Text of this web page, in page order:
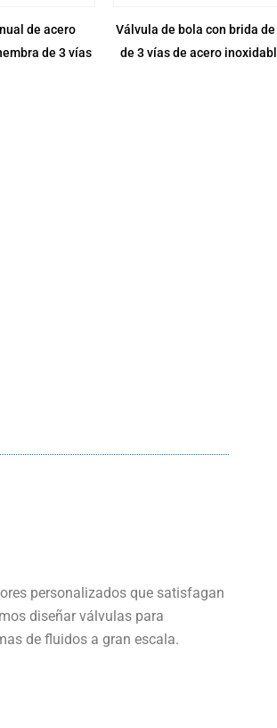
de acero
de 3 vías
Válvula de bola con brida
de 3 vías de acero
personalizados que satisfagan
diseñar válvulas para
de fluidos a gran escala.